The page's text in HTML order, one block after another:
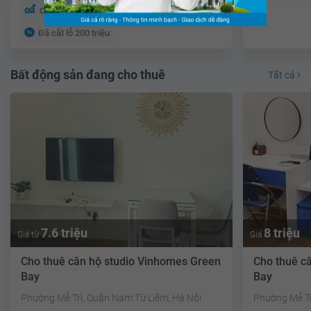
Cho thuê sinh lời 7.69%
Đã cắt lỗ 200 triệu
Bất động sản đang cho thuê Tất cả
Giá từ 7.6 triệu
Cho thuê căn hộ studio Vinhomes Green
Bay
Phường Mễ Trì, Quận Nam Từ Liêm, Hà Nội
Giá 8 triệu
Cho thuê
Bay
Phường Mễ